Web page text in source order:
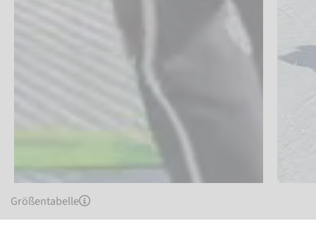
Größentabelle